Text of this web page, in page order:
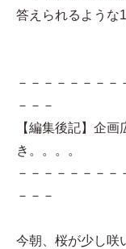
答えられるような
－－－－－－－－
－－－
【編集後記】企
き。。。。
－－－－－－－－
－－－
今朝、桜が少し咲